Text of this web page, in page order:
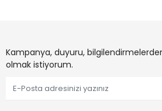
Kampanya, duyuru,
olmak istiyorum.